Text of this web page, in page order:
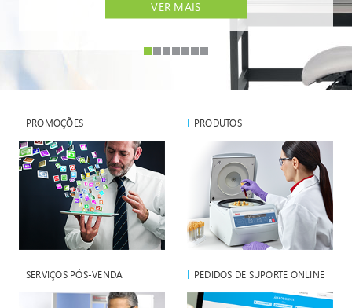
PROMOÇÕES PRODUTOS
SERVIÇOS PÓS-VENDA PEDIDOS DE SUPORTE ONLINE